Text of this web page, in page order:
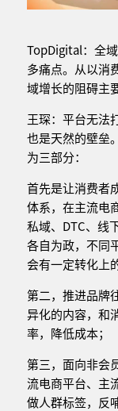
TopDigital：全
多痛点。从以消
域增长的阻碍主
王琛：平台无法
也是天然的壁垒
为三部分：
首先是让消费者
体系，在主流电
私域、DTC、线
各自为政，不同
会有一定转化上
第二，推进品牌
异化的内容，和
率，降低成本；
第三，面向非会
流电商平台、主
做人群标签，反